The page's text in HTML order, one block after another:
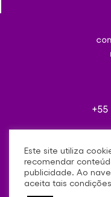
+55
Casa Neon
Este site utiliza
recomendar
publicidade. Ao
aceita tais